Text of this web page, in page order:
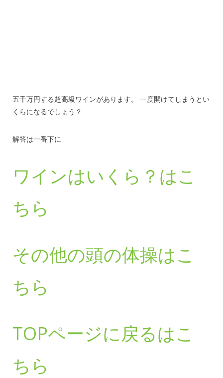
五千万円する超高級ワインがあります。 一度開けてしまうとい
くらになるでしょう？
解答は一番下に
ワインはいくら？はこ
ちら
その他の頭の体操はこ
ちら
TOPページに戻るはこ
ちら